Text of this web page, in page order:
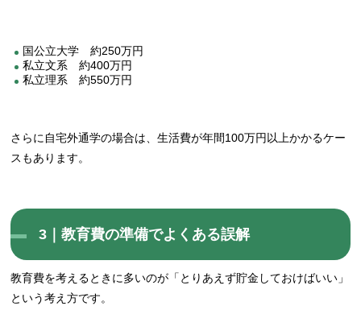
国公立大学 約250万円
私立文系 約400万円
私立理系 約550万円
さらに自宅外通学の場合は、生活費が年間100万円以上かかるケー
スもあります。
3｜教育費の準備でよくある誤解
教育費を考えるときに多いのが「とりあえず貯金しておけばいい」
という考え方です。